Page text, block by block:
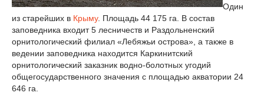
Один
из старейших в Крыму. Площадь 44 175 га. В состав
заповедника входит 5 лесничеств и Раздольненский
орнитологический филиал «Лебяжьи острова», а также в
ведении заповедника находится Каркинитский
орнитологический заказник водно-болотных угодий
общегосударственного значения с площадью акватории 24
646 га.